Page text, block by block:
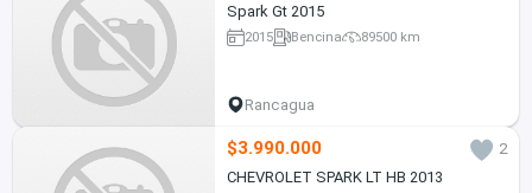
Spark Gt 2015
2015 Bencina 89500 km
Rancagua
$3.990.000
2
CHEVROLET SPARK LT HB 2013